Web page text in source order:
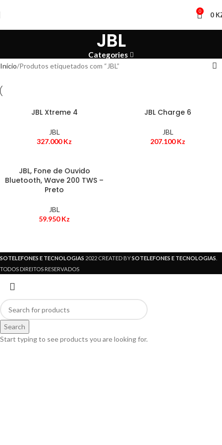
0 0
JBL
Categories
Início Produtos etiquetados com “JBL”
JBL Xtreme 4
JBL
327.000Kz
JBL Charge 6
JBL
207.100Kz
JBL, Fone de Ouvido
Bluetooth, Wave 200 TWS –
Preto
JBL
59.950Kz
SOTELEFONES E TECNOLOGIAS 2022 CREATED BYSOTELEFONES E TECNOLOGIAS
TODOS DIREITOS RESERVADOS
Search
Start typing to see products you are looking for.